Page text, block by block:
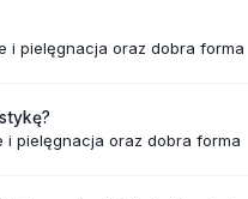
i pielęgnacja oraz dobra forma
i pielęgnacja oraz dobra forma